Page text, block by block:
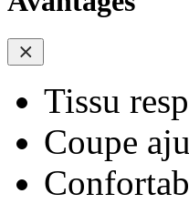
Tissu
Coupe